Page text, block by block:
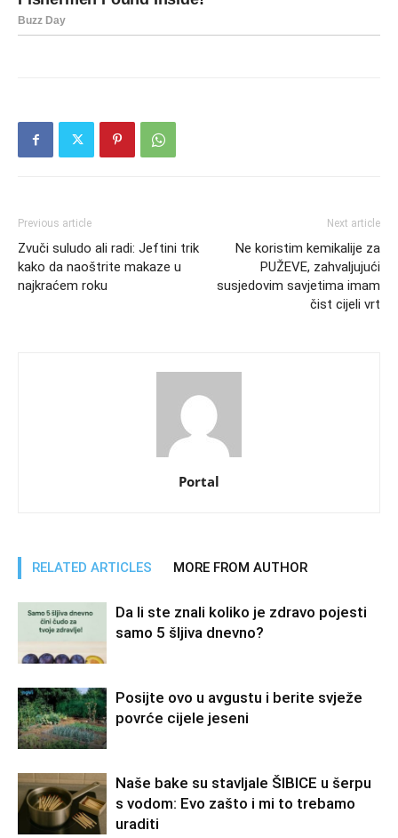
Previous article
Zvuči suludo ali radi: Jeftini trik
kako da naoštrite makaze u
najkraćem roku
Next article
Ne koristim kemikalije za
PUŽEVE, zahvaljujući
susjedovim savjetima imam
čist cijeli vrt
Portal
RELATED ARTICLES MORE FROM AUTHOR
Da li ste znali koliko je zdravo pojesti
samo 5 šljiva dnevno?
Posijte ovo u avgustu i berite svježe
povrće cijele jeseni
Naše bake su stavljale ŠIBICE u šerpu
s vodom: Evo zašto i mi to trebamo
uraditi